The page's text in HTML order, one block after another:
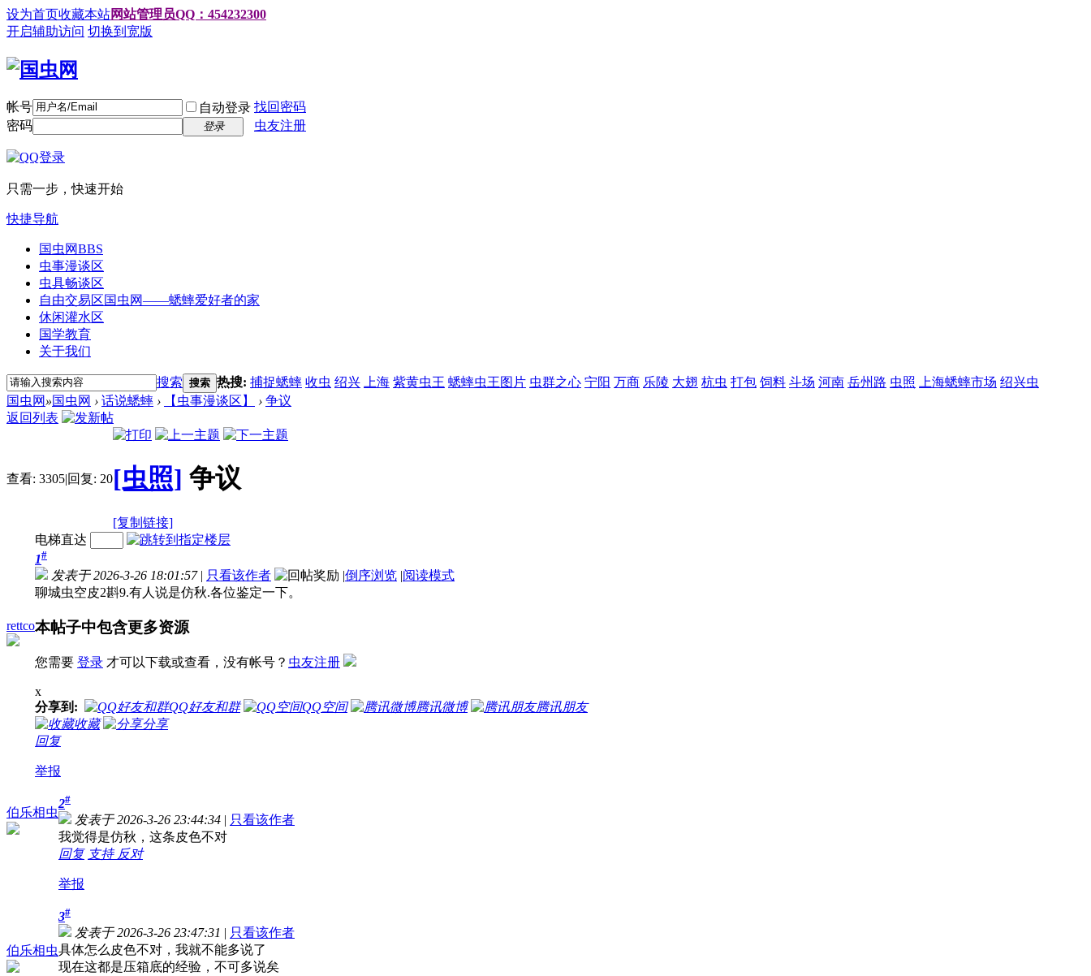
设为首页收藏本站网站管理员QQ：454232300
开启辅助访问 切换到宽版
帐号 自动登录 找回密码
密码
登录 虫友注册
只需一步，快速开始
快捷导航
国虫网BBS
虫事漫谈区
虫具畅谈区
自由交易区国虫网——蟋蟀爱好者的家
休闲灌水区
国学教育
关于我们
搜索 搜索 热搜: 捕捉蟋蟀 收虫 绍兴 上海 紫黄虫王 蟋蟀虫王图片 虫群之心 宁阳 万商 乐陵 大翅 杭虫 打包 饲料 斗场 河南 岳州路 虫照 上海蟋蟀市场 绍兴虫
国虫网 »国虫网 › 话说蟋蟀 › 【虫事漫谈区】 › 争议
返回列表
查看: 3305|回复: 20[虫照] 争议
[复制链接]
rettco
电梯直达
1#
发表于 2026-3-26 18:01:57 | 只看该作者 |倒序浏览 |阅读模式
聊城虫空皮2斟9.有人说是仿秋.各位鉴定一下。
本帖子中包含更多资源
您需要 登录 才可以下载或查看，没有帐号？ 虫友注册
x
分享到:
QQ好友和群 QQ空间 腾讯微博
腾讯朋友
收藏
分享
回复
举报
伯乐相虫
2#
发表于 2026-3-26 23:44:34 | 只看该作者
我觉得是仿秋，这条皮色不对
回复 支持 反对
举报
伯乐相虫
3#
发表于 2026-3-26 23:47:31 | 只看该作者
具体怎么皮色不对，我就不能多说了
现在这都是压箱底的经验，不可多说矣